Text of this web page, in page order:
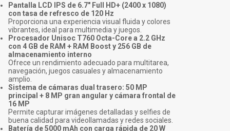
Pantalla LCD IPS de 6.7" Full HD+ (2400 x 1080)
con tasa de refresco de 120 Hz
Proporciona una experiencia visual fluida y colores
vibrantes, ideal para multimedia y juegos.
Procesador Unisoc T760 Octa-Core a 2.2 GHz
con 4 GB de RAM + RAM Boost y 256 GB de
almacenamiento interno
Ofrece un rendimiento adecuado para multitarea,
navegación, juegos casuales y almacenamiento
amplio.
Sistema de cámaras dual trasero: 50 MP
principal + 8 MP gran angular y cámara frontal de
16 MP
Permite capturar imágenes detalladas y selfies de
buena calidad para videollamadas y redes sociales.
Batería de 5000 mAh con carga rápida de 20 W